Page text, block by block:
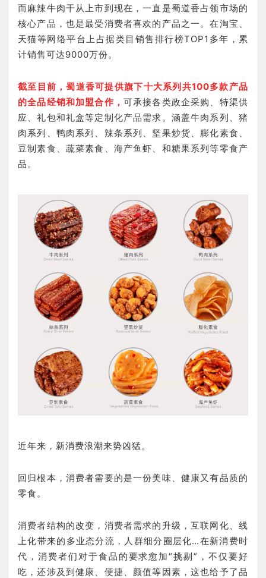
而麻辣牛肉干从上市到现在，一直是蜀道香占领市场的
核心产品，也是最受消费者喜欢的产品之一。在淘宝、
天猫等网络平台上占据类目销售排行榜TOP1多年，累
计销售可达9000万份。
截至目前，蜀道香可提供旗下十大系列共100多款产品
的全品经销和加盟合作， 可承接各类政企采购、特渠供
应、礼包和礼盒等定制化产品需求。涵盖牛肉系列、猪
肉系列、鸭肉系列、辣条系列、坚果炒货、膨化素食、
豆制素食、蔬菜素食、海产鱼虾、和糖果系列等零食产
品。
近年来，新消费浪潮来势凶猛。
回归根本，消费者需要的是一份美味、健康又有品质的
零食。
消费者结构的改变，消费者需求的升级，互联网化、线
上化带来的多业态分流，人群细分圈层化…在新消费时
代，消费者们对于食品的要求愈加“挑剔”，不仅要好
吃，还涉及到健康、便捷、颜值等因素，这也给予了品